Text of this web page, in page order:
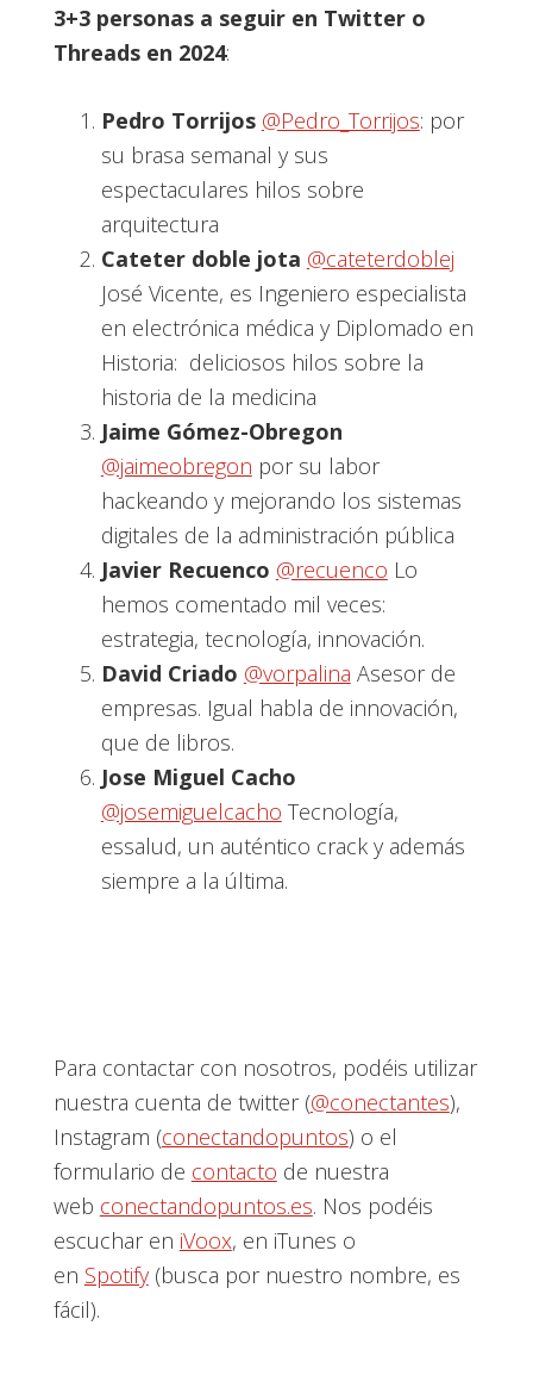
3+3 personas a seguir en Twitter o
Threads en 2024:
Pedro Torrijos @Pedro_Torrijos: por
su brasa semanal y sus
espectaculares hilos sobre
arquitectura
Cateter doble jota @cateterdoblej
José Vicente, es Ingeniero especialista
en electrónica médica y Diplomado en
Historia: deliciosos hilos sobre la
historia de la medicina
Jaime Gómez-Obregon
@jaimeobregon por su labor
hackeando y mejorando los sistemas
digitales de la administración pública
Javier Recuenco @recuenco Lo
hemos comentado mil veces:
estrategia, tecnología, innovación.
David Criado @vorpalina Asesor de
empresas. Igual habla de innovación,
que de libros.
Jose Miguel Cacho
@josemiguelcacho Tecnología,
essalud, un auténtico crack y además
siempre a la última.
Para contactar con nosotros, podéis utilizar
nuestra cuenta de twitter (@conectantes),
Instagram (conectandopuntos) o el
formulario de contacto de nuestra
web conectandopuntos.es. Nos podéis
escuchar en iVoox, en iTunes o
en Spotify(busca por nuestro nombre, es
fácil).